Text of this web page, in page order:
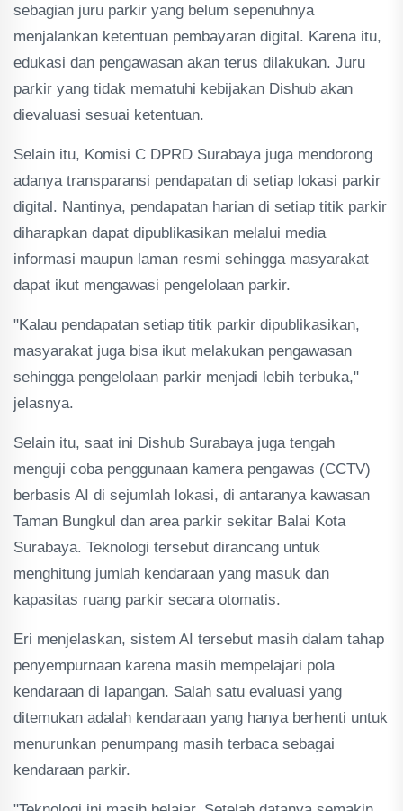
sebagian juru parkir yang belum sepenuhnya
menjalankan ketentuan pembayaran digital. Karena itu,
edukasi dan pengawasan akan terus dilakukan. Juru
parkir yang tidak mematuhi kebijakan Dishub akan
dievaluasi sesuai ketentuan.
Selain itu, Komisi C DPRD Surabaya juga mendorong
adanya transparansi pendapatan di setiap lokasi parkir
digital. Nantinya, pendapatan harian di setiap titik parkir
diharapkan dapat dipublikasikan melalui media
informasi maupun laman resmi sehingga masyarakat
dapat ikut mengawasi pengelolaan parkir.
"Kalau pendapatan setiap titik parkir dipublikasikan,
masyarakat juga bisa ikut melakukan pengawasan
sehingga pengelolaan parkir menjadi lebih terbuka,"
jelasnya.
Selain itu, saat ini Dishub Surabaya juga tengah
menguji coba penggunaan kamera pengawas (CCTV)
berbasis AI di sejumlah lokasi, di antaranya kawasan
Taman Bungkul dan area parkir sekitar Balai Kota
Surabaya. Teknologi tersebut dirancang untuk
menghitung jumlah kendaraan yang masuk dan
kapasitas ruang parkir secara otomatis.
Eri menjelaskan, sistem AI tersebut masih dalam tahap
penyempurnaan karena masih mempelajari pola
kendaraan di lapangan. Salah satu evaluasi yang
ditemukan adalah kendaraan yang hanya berhenti untuk
menurunkan penumpang masih terbaca sebagai
kendaraan parkir.